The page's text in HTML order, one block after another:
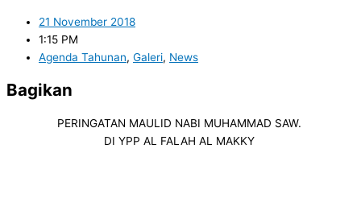
21 November 2018
1:15 PM
Agenda Tahunan, Galeri, News
Bagikan
PERINGATAN MAULID NABI MUHAMMAD SAW.
DI YPP AL FALAH AL MAKKY